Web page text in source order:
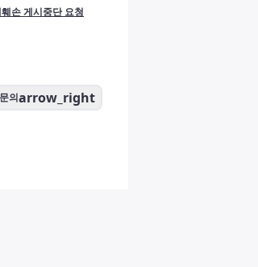
손 게시중단 요청
의arrow_right